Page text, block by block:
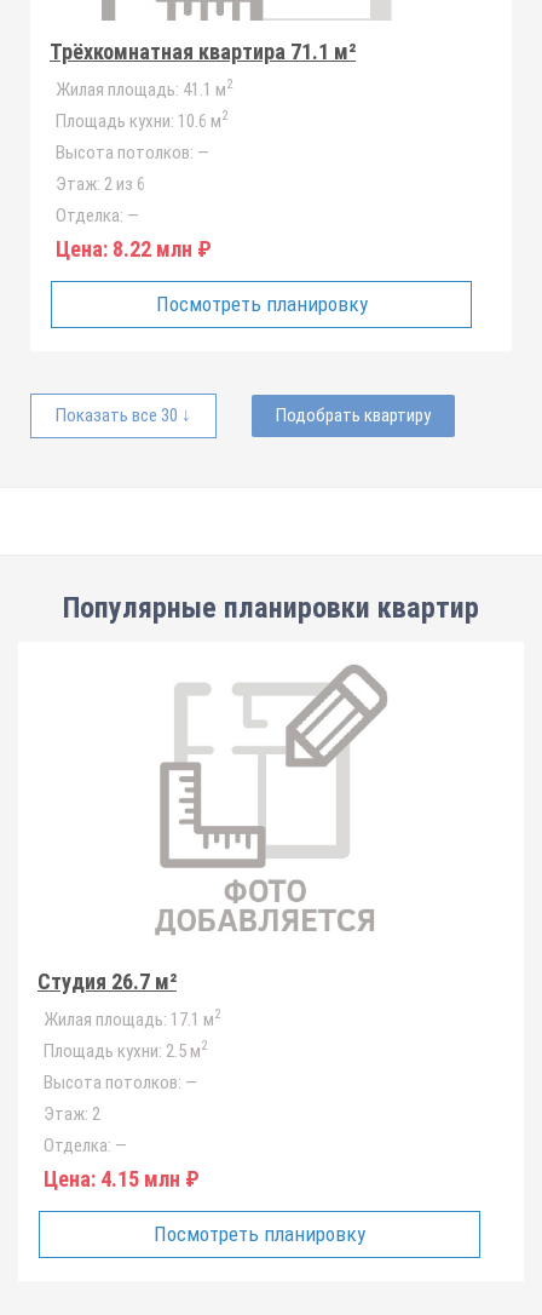
Трёхкомнатная квартира 71.1 м²
Жилая площадь: 41.1 м2
Площадь кухни: 10.6 м2
Высота потолков: —
Этаж: 2 из 6
Отделка: —
Цена: 8.22 млн ₽
Посмотреть планировку
Показать все 30 ↓ Подобрать квартиру
Популярные планировки квартир
Студия 26.7 м²
Жилая площадь: 17.1 м2
Площадь кухни: 2.5 м2
Высота потолков: —
Этаж: 2
Отделка: —
Цена: 4.15 млн ₽
Посмотреть планировку